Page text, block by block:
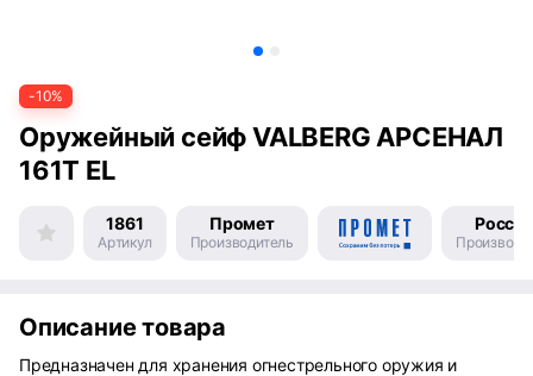
-10%
Оружейный сейф VALBERG АРСЕНАЛ
161Т EL
1861
Артикул
Промет
Производитель
Россия
Описание товара
Предназначен для хранения огнестрельного оружия и